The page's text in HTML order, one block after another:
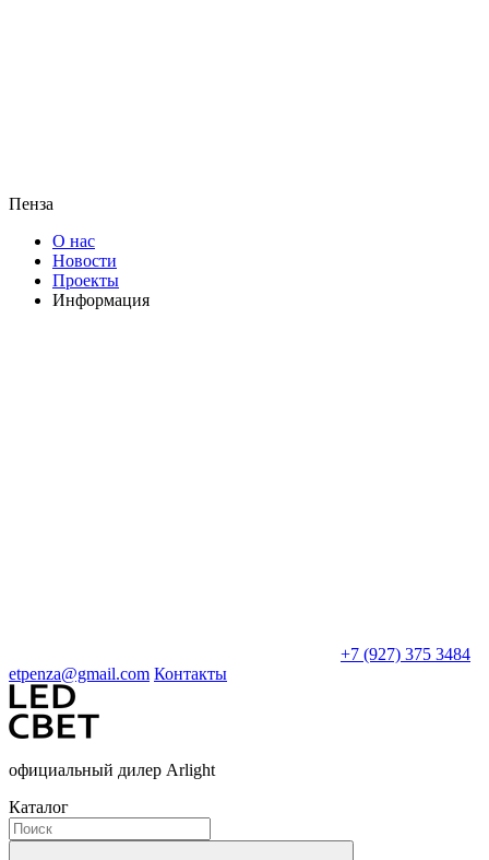
Пенза
О нас
Новости
Проекты
Информация
+7 (927) 375 3484
etpenza@gmail.com Контакты
официальный дилер Arlight
Каталог